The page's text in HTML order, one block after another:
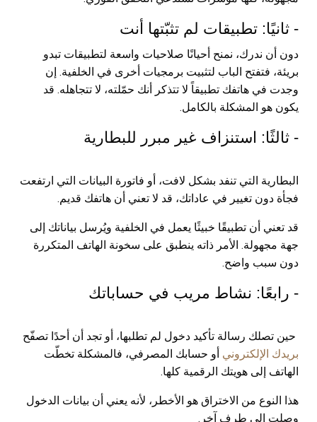
- ثانيًا: تطبيقات لم تثبّتها أنت
دون أن ندرك، نمنح أحيانًا صلاحيات واسعة لتطبيقات تبدو
بريئة، فتفتح الباب لتثبيت برمجيات أخرى في الخلفية. إن
وجدت في هاتفك تطبيقاً لا تتذكر أنك حمّلته، لا تتجاهله. قد
يكون هو المشكلة بالكامل.
- ثالثًا: استنزاف غير مبرر للبطارية
البطارية التي تنفد بشكل لافت، أو فاتورة البيانات التي ارتفعت
فجأة دون تغيير في عاداتك، قد لا تعني أن هاتفك قديم.
قد تعني أن تطبيقًا خبيثًا يعمل في الخلفية ويُرسل بياناتك إلى
جهة مجهولة. الأمر ذاته ينطبق على سخونة الهاتف المتكررة
دون سبب واضح.
- رابعًا: نشاط مريب في حساباتك
حين تصلك رسالة تأكيد دخول لم تطلبها، أو تجد أن أحدًا تصفّح
بريدك الإلكتروني أو حسابك المصرفي، فالمشكلة تخطّت
الهاتف إلى هويتك الرقمية كلها.
هذا النوع من الاختراق هو الأخطر، لأنه يعني أن بيانات الدخول
وصلت إلى طرف آخر.